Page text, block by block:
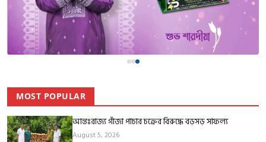
MOST POPULAR
আন্তঃরাজ্য গাঁজা পাচার চক্রের বিরুদ্ধে বড়সড় সাফল্য
August 5, 2026